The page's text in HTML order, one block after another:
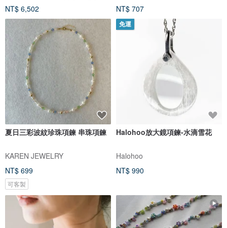
NT$ 6,502
NT$ 707
夏日三彩波紋珍珠項鍊 串珠項鍊
KAREN JEWELRY
NT$ 699
可客製
免運
Halohoo放大鏡項鍊-水滴雪花
Halohoo
NT$ 990